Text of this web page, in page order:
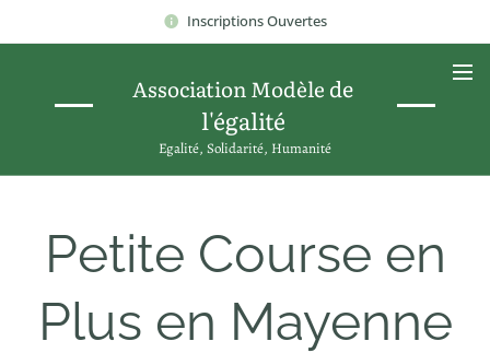
Inscriptions Ouvertes
Association Modèle de
l'égalité
Egalité, Solidarité, Humanité
Petite Course en
Plus en Mayenne